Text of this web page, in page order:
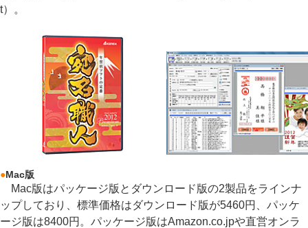
t）。
●Mac版
Mac版はパッケージ版とダウンロード版の2製品をラインナ
ップしており、標準価格はダウンロード版が5460円、パッケ
ージ版は8400円。パッケージ版はAmazon.co.jpや直営オンラ